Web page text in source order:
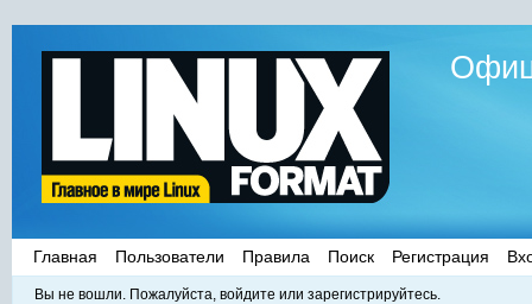
Главная Пользователи Правила Поиск Регистрация
Вы не вошли. Пожалуйста, войдите или зарегистрируйтесь.